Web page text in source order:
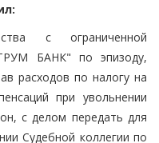
с ограниченной
БАНК" по эпизоду,
расходов по налогу на
при увольнении
с делом передать для
Судебной коллегии по